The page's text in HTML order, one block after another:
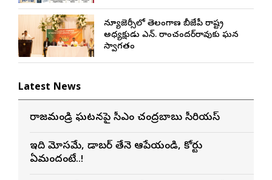
న్యూజెర్సీలో తెలంగాణ బీజేపీ రాష్ట్ర
అధ్యక్షుడు ఎన్. రాంచందర్‌రావుకు ఘన
స్వాగతం
Latest News
రాజమండ్రి ఘటనపై సీఎం చంద్రబాబు సీరియస్
ఇది మోసమే, డాబర్‌ తేనె ఆపేయండి, కోర్టు
ఏమందంటే..!